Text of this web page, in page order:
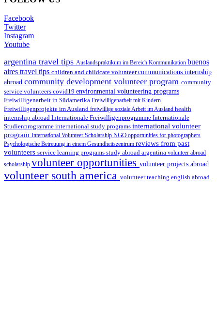
Facebook
Twitter
Instagram
Youtube
argentina travel tips Auslandspraktikum im Bereich Kommunikation buenos
aires travel tips children and childcare volunteercommunications internship
abroad community development volunteer program community
service volunteers covid19 environmental volunteering programs
Freiwilligenarbeit in Südamerika Freiwilligenarbeit mit Kindern
Freiwilligenprojekte im Ausland freiwillige soziale Arbeit im Ausland health
internship abroad Internationale Freiwilligenprogramme Internationale
Studienprogramme international study programs international volunteer
program International Volunteer Scholarship NGO opportunities for photographers
Psychologische Betreuung in einem Gesundheitszentrum reviews from past
volunteers service learning programs study abroad argentina volunteer abroad
scholarship volunteer opportunities volunteer projects abroad
volunteer south america volunteer teaching english abroad